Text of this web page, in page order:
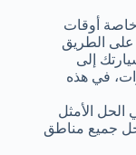
خاصة أوقات
على الطريق
إلى
في هذه
الأمثل
جميع مناطق